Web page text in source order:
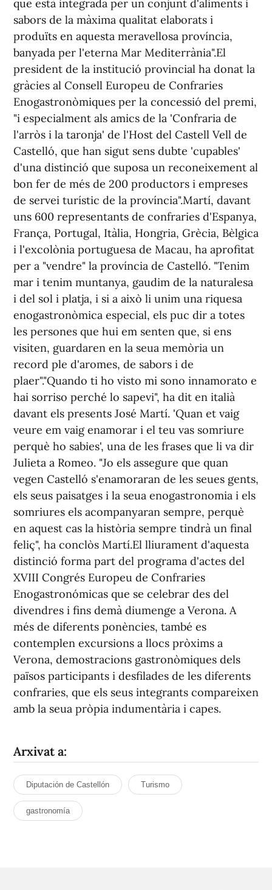
que està integrada per un conjunt d'aliments i
sabors de la màxima qualitat elaborats i
produïts en aquesta meravellosa província,
banyada per l'eterna Mar Mediterrània".El
president de la institució provincial ha donat la
gràcies al Consell Europeu de Confraries
Enogastronòmiques per la concessió del premi,
"i especialment als amics de la 'Confraria de
l'arròs i la taronja' de l'Host del Castell Vell de
Castelló, que han sigut sens dubte 'cupables'
d'una distinció que suposa un reconeixement al
bon fer de més de 200 productors i empreses
de servei turístic de la província".Martí, davant
uns 600 representants de confraries d'Espanya,
França, Portugal, Itàlia, Hongria, Grècia, Bèlgica
i l'excolònia portuguesa de Macau, ha aprofitat
per a "vendre" la província de Castelló. "Tenim
mar i tenim muntanya, gaudim de la naturalesa
i del sol i platja, i si a això li unim una riquesa
enogastronòmica especial, els puc dir a totes
les persones que hui em senten que, si ens
visiten, guardaren en la seua memòria un
record ple d'aromes, de sabors i de
plaer"."Quando ti ho visto mi sono innamorato e
hai sorriso perché lo sapevi", ha dit en italià
davant els presents José Martí. 'Quan et vaig
veure em vaig enamorar i el teu vas somriure
perquè ho sabies', una de les frases que li va dir
Julieta a Romeo. "Jo els assegure que quan
vegen Castelló s'enamoraran de les seues gents,
els seus paisatges i la seua enogastronomia i els
somriures els acompanyaran sempre, perquè
en aquest cas la història sempre tindrà un final
feliç", ha conclòs Martí.El lliurament d'aquesta
distinció forma part del programa d'actes del
XVIII Congrés Europeu de Confraries
Enogastronómicas que se celebrar des del
divendres i fins demà diumenge a Verona. A
més de diferents ponències, també es
contemplen excursions a llocs pròxims a
Verona, demostracions gastronòmiques dels
països participants i desfilades de les diferents
confraries, que els seus integrants compareixen
amb la seua pròpia indumentària i capes.
Arxivat a:
Diputación de Castellón Turismo
gastronomía